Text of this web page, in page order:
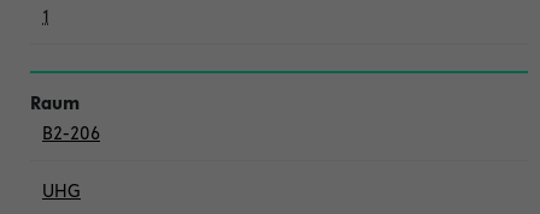
1
B2-206
UHG